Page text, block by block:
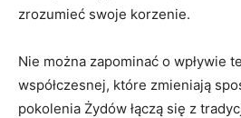
zrozumieć swoje‌ korzenie.
Nie można zapominać o wpływie
współczesnej, które​ zmieniają
pokolenia Żydów łączą się z